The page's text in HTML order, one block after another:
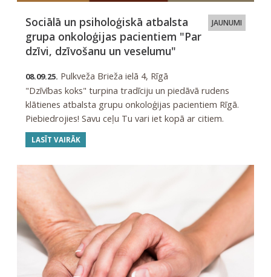
JAUNUMI
Sociālā un psiholoģiskā atbalsta
grupa onkoloģijas pacientiem "Par
dzīvi, dzīvošanu un veselumu"
08.09.25. Pulkveža Brieža ielā 4, Rīgā
"Dzīvības koks" turpina tradīciju un piedāvā rudens
klātienes atbalsta grupu onkoloģijas pacientiem Rīgā.
Piebiedrojies! Savu ceļu Tu vari iet kopā ar citiem.
LASĪT VAIRĀK